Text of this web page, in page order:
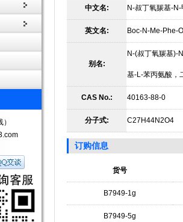
中文名: N-叔丁氧羰基-
英文名: Boc-N-Me-Phe-
别名:
N-(叔丁氧羰基)-
基-L-苯丙氨酸，
CAS No.: 40163-88-0
分子式: C27H44N2O4
订购信息
货号
B7949-1g
B7949-5g